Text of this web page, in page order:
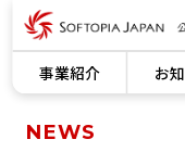
事業紹介 お
NEWS